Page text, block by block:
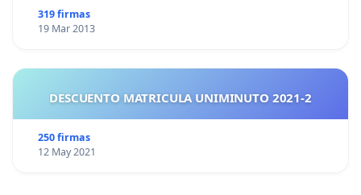
319 firmas
19 Mar 2013
DESCUENTO MATRICULA UNIMINUTO 2021-2
250 firmas
12 May 2021